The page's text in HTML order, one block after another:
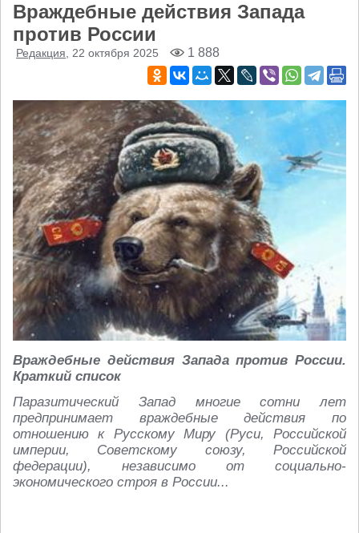
Враждебные действия Запада
против России
Редакция , 22 октября 2025 1 888
Враждебные действия Запада против России.
Краткий список
Паразитический Запад многие сотни лет
предпринимает враждебные действия по
отношению к Русскому Миру (Руси, Российской
империи, Советскому союзу, Российской
федерации), независимо от социально-
экономического строя в России...